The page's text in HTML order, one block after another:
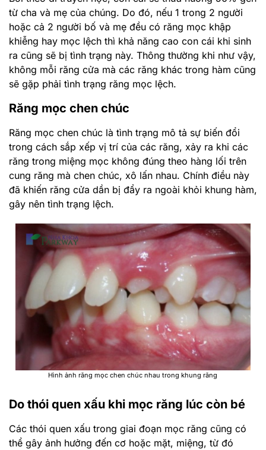
từ cha và mẹ của chúng. Do đó, nếu 1 trong 2 người
hoặc cả 2 người bố và mẹ đều có răng mọc khập
khiễng hay mọc lệch thì khả năng cao con cái khi sinh
ra cũng sẽ bị tình trạng này. Thông thường khi như vậy,
không mỗi răng cửa mà các răng khác trong hàm cũng
sẽ gặp phải tình trạng răng mọc lệch.
Răng mọc chen chúc
Răng mọc chen chúc là tình trạng mô tả sự biến đổi
trong cách sắp xếp vị trí của các răng, xảy ra khi các
răng trong miệng mọc không đúng theo hàng lối trên
cung răng mà chen chúc, xô lấn nhau. Chính điều này
đã khiến răng cửa dần bị đẩy ra ngoài khỏi khung hàm,
gây nên tình trạng lệch.
Hình ảnh răng mọc chen chúc nhau trong khung răng
Do thói quen xấu khi mọc răng lúc còn bé
Các thói quen xấu trong giai đoạn mọc răng cũng có
thể gây ảnh hưởng đến cơ hoặc mặt, miệng, từ đó